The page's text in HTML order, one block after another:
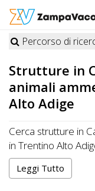
A
DOG
LUOGHI
A
Percorso di
Strutture in
animali
Alto Adige
Cerca strutture in
in Trentino Alto
specializzate e
Campagna che
Leggi Tutto